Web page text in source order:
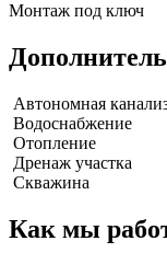
Монтаж под ключ
Автономная
Водоснабжение
Отопление
Дренаж участка
Скважина
Как мы